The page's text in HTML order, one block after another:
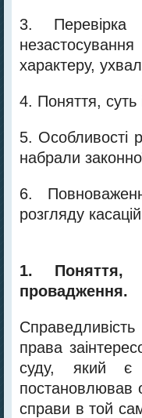
3.
характеру,
4. Поняття, суть
5. Особливості
набрали
6.
розгляду
1. Поняття,
провадження.
права
суду, який є
постановлював
справи в той